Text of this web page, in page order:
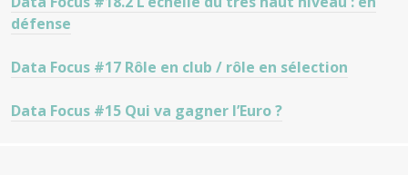
défense
Data Focus #17 Rôle en club / rôle en sélection
Data Focus #15 Qui va gagner l’Euro ?